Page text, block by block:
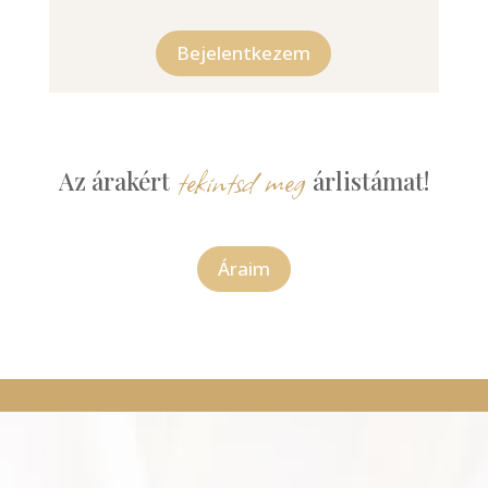
Bejelentkezem
Az árakért tekintsd meg árlistámat!
Áraim